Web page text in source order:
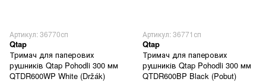
Артикул: 36770сп
Qtap
Тримач для паперових
рушників Qtap Pohodli 300 мм
QTDR600WP White (Držák)
Артикул: 36771сп
Qtap
Тримач для паперових
рушників Qtap Pohodli 300 мм
QTDR600BP Black (Pobut)